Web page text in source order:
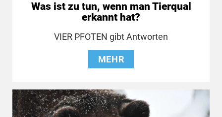
Was ist zu tun, wenn man Tierqual
erkannt hat?
VIER PFOTEN gibt Antworten
MEHR